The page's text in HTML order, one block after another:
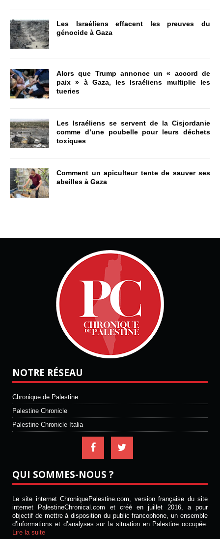
Les Israéliens effacent les preuves du
génocide à Gaza
Alors que Trump annonce un « accord de
paix » à Gaza, les Israéliens multiplie les
tueries
Les Israéliens se servent de la Cisjordanie
comme d’une poubelle pour leurs déchets
toxiques
Comment un apiculteur tente de sauver ses
abeilles à Gaza
NOTRE RÉSEAU
Chronique de Palestine
Palestine Chronicle
Palestine Chronicle Italia
QUI SOMMES-NOUS ?
Le site internet ChroniquePalestine.com, version française du site
internet PalestineChronical.com et créé en juillet 2016, a pour
objectif de mettre à disposition du public francophone, un ensemble
d’informations et d’analyses sur la situation en Palestine occupée.
Lire la suite